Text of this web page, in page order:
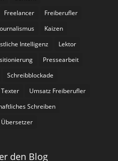
Freelancer
Freiberufler
Kaizen
Intelligenz
Lektor
Pressearbeit
Schreibblockade
Texter
Umsatz Freiberufler
Schreiben
Übersetzer
den Blog